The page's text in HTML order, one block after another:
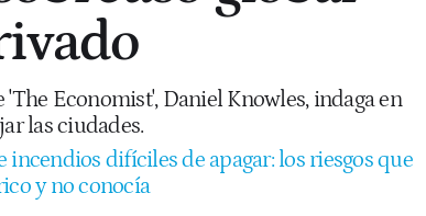
Economist', Daniel Knowles, indaga en
las ciudades.
incendios difíciles de apagar: los riesgos que
y no conocía